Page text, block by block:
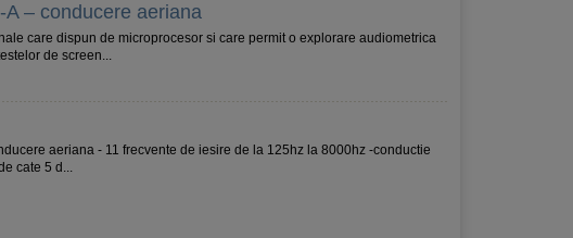
– conducere aeriana
care dispun de microprocesor si care permit o explorare audiometrica
de screen...
aeriana - 11 frecvente de iesire de la 125hz la 8000hz -conductie
cate 5 d...